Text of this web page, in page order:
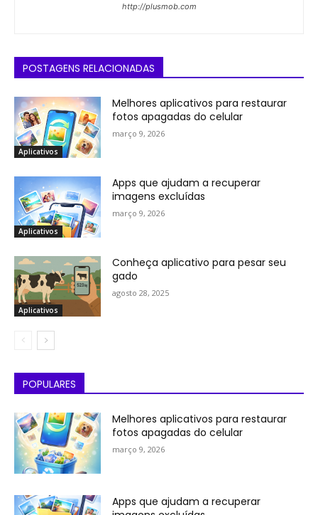
http://plusmob.com
POSTAGENS RELACIONADAS
Aplicativos
Melhores aplicativos para restaurar
fotos apagadas do celular
março 9, 2026
Aplicativos
Apps que ajudam a recuperar
imagens excluídas
março 9, 2026
Aplicativos
Conheça aplicativo para pesar seu
gado
agosto 28, 2025
POPULARES
Melhores aplicativos para restaurar
fotos apagadas do celular
março 9, 2026
Apps que ajudam a recuperar